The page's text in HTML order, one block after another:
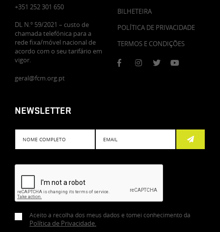
+351 252 301 650
DL N.º 59/2021 – custo de
chamada telefónica para a
rede fixa/móvel nacional de
acordo com o seu tarifário em
vigor.
geral@fcm.org.pt
BILHETEIRA
POLÍTICA DE PRIVACIDADE
TERMOS E CONDIÇÕES
NEWSLETTER
Aceito a recolha dos meus dados e tomei conhecimento da
Política de Privacidade.